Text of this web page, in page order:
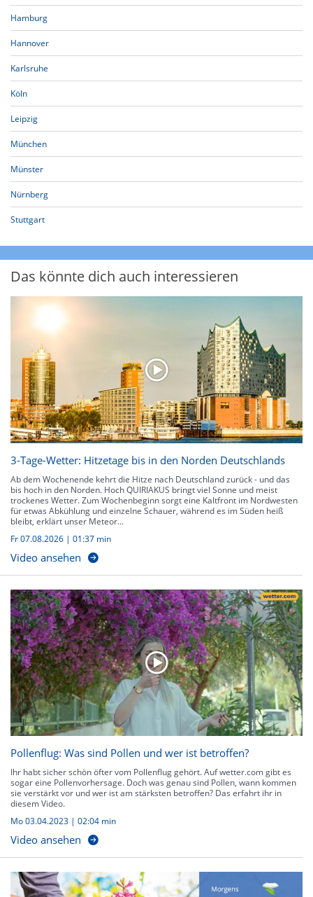
Hamburg
Hannover
Karlsruhe
Köln
Leipzig
München
Münster
Nürnberg
Stuttgart
Das könnte dich auch interessieren
3-Tage-Wetter: Hitzetage bis in den Norden Deutschlands
Ab dem Wochenende kehrt die Hitze nach Deutschland zurück - und das
bis hoch in den Norden. Hoch QUIRIAKUS bringt viel Sonne und meist
trockenes Wetter. Zum Wochenbeginn sorgt eine Kaltfront im Nordwesten
für etwas Abkühlung und einzelne Schauer, während es im Süden heiß
bleibt, erklärt unser Meteor...
Fr 07.08.2026 | 01:37 min
Video ansehen
Pollenflug: Was sind Pollen und wer ist betroffen?
Ihr habt sicher schön öfter vom Pollenflug gehört. Auf wetter.com gibt es
sogar eine Pollenvorhersage. Doch was genau sind Pollen, wann kommen
sie verstärkt vor und wer ist am stärksten betroffen? Das erfahrt ihr in
diesem Video.
Mo 03.04.2023 | 02:04 min
Video ansehen